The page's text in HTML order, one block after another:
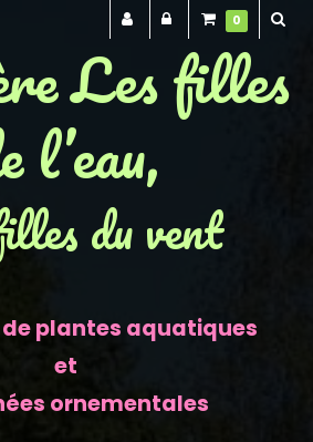
Les filles
l’eau,
du vent
plantes aquatiques
et
ornementales
0